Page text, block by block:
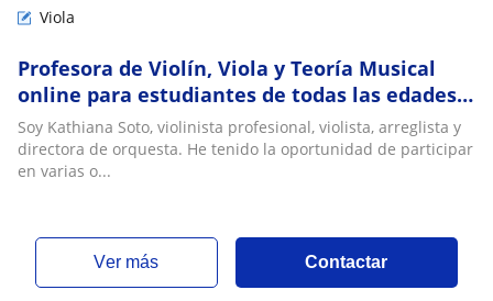
Viola
Profesora de Violín, Viola y Teoría Musical
online para estudiantes de todas las edades y
niveles
Soy Kathiana Soto, violinista profesional, violista, arreglista y
directora de orquesta. He tenido la oportunidad de participar
en varias o...
ver más Contactar